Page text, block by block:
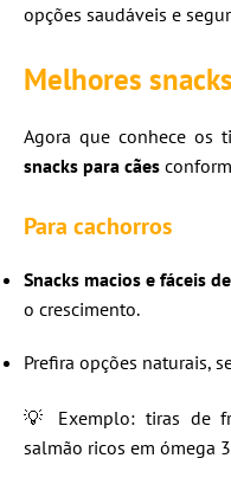
opções saudáveis e
Melhores
Agora que conhece os
snacks para cães
Para cachorros
Snacks macios e fáceis
o crescimento.
Prefira opções naturais,
💡 Exemplo: tiras de
salmão ricos em ómega